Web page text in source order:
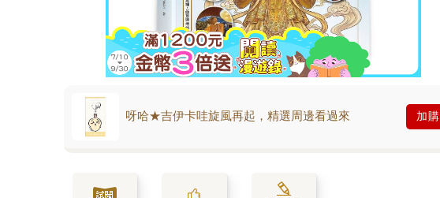
呀哈★吉伊卡哇旋風再起，精選周邊看過來 加購